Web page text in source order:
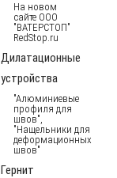
На новом
сайте ООО
"ВАТЕРСТОП"
RedStop.ru
Дилатационные
устройства
"Алюминиевые
профиля для
швов",
"Нащельники для
деформационных
швов"
Гернит